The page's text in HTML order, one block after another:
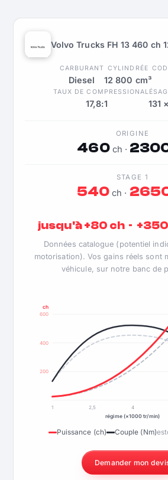
Volvo Trucks FH 13 460 ch
CARBURANT
Diesel
CYLINDRÉE
12 800 cm³
TAUX DE COMPRESSION
17,8:1 131
ORIGINE
460ch ·
STAGE 1
540 ch ·
jusqu'à +80 ch ·
Données catalogue (potentiel
motorisation). Vos gains réels sont
véhicule, sur notre banc de
200
400
600
ch
1 2,5 4
régime (×1000 tr/min)
Puissance (ch) Couple (Nm)
Demander mon